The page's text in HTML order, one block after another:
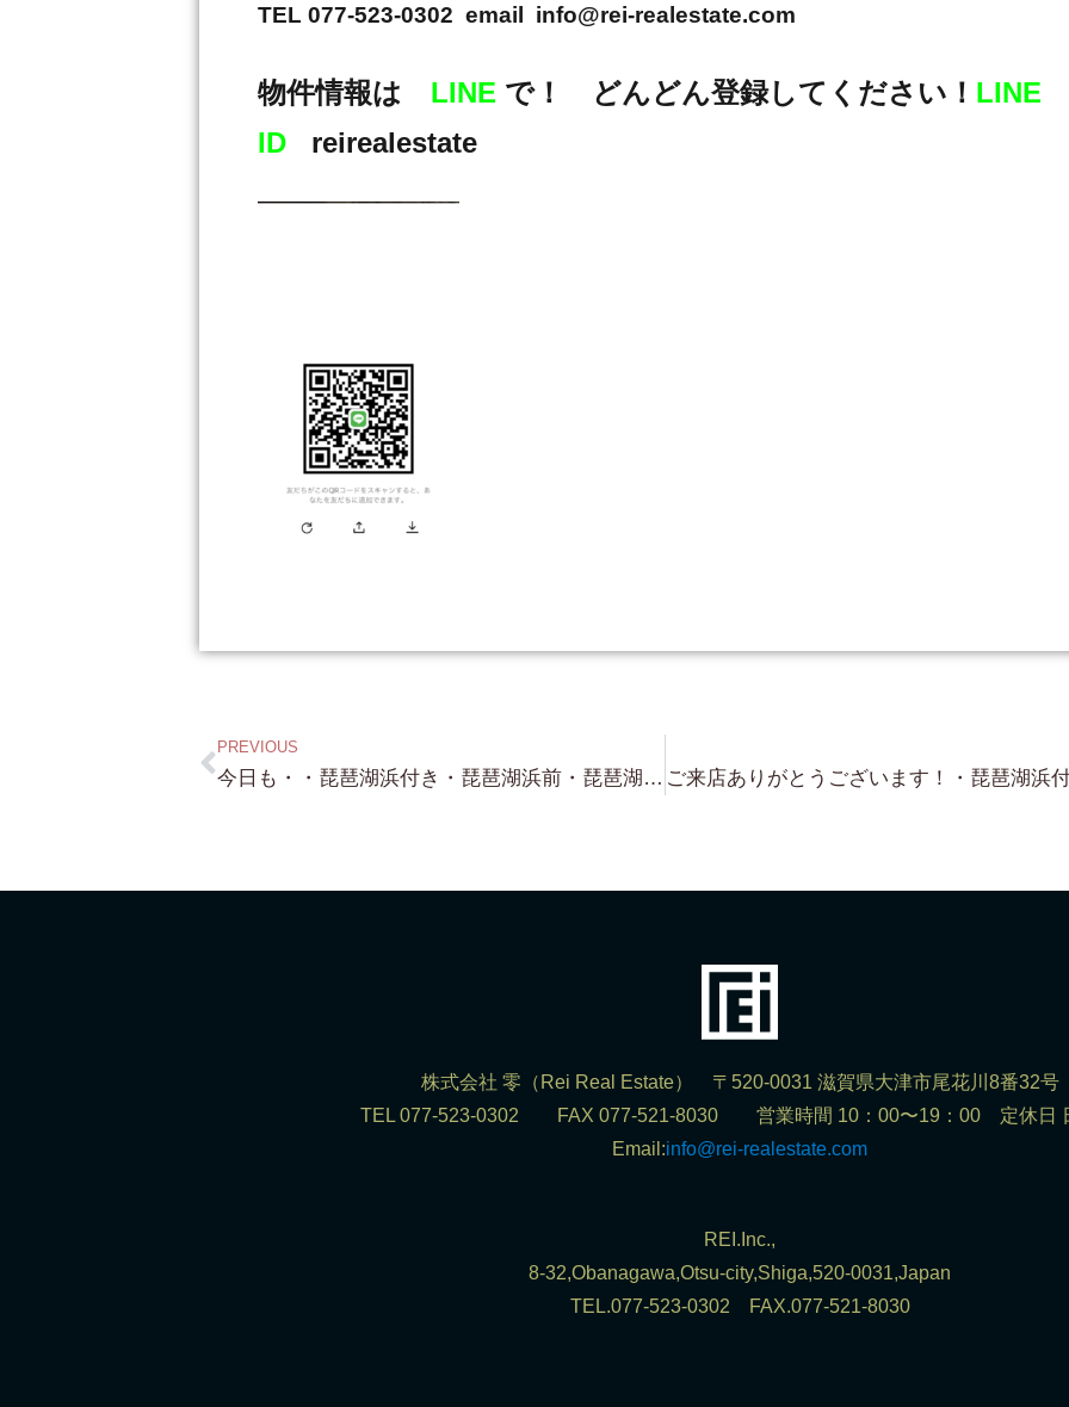
TEL 077-523-0302 email info@rei-realestate.com
物件情報は LINE で！ どんどん登録してください！ LINE
ID reirealestate
PREVIOUS
今日も・・琵琶湖浜付き・琵琶湖浜前・琵琶湖が一望できる物件！・探してきます！・・皆様も 琵琶湖畔に お洒落な家を 是非！建てましょう！
株式会社 零（Rei Real Estate） 〒520-0031 滋賀県大津市尾花川8番32号
TEL 077-523-0302 FAX 077-521-8030 営業時間 10：00〜19：00 定休日
Email:info@rei-realestate.com
REI.Inc.,
8-32,Obanagawa,Otsu-city,Shiga,520-0031,Japan
TEL.077-523-0302 FAX.077-521-8030